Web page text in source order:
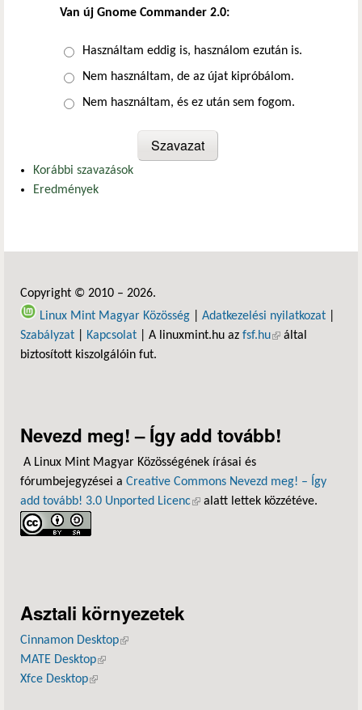
Van új Gnome Commander 2.0:
Választások
Használtam eddig is, használom ezután is.
Nem használtam, de az újat kipróbálom.
Nem használtam, és ez után sem fogom.
Korábbi szavazások
Eredmények
Copyright © 2010 – 2026.
Linux Mint Magyar Közösség
Adatkezelési nyilatkozat
Szabályzat
Kapcsolat | A linuxmint.hu az fsf.hu(külső hivatkozás)
által
biztosított kiszolgálóin fut.
Nevezd meg! – Így add tovább!
A Linux Mint Magyar Közösségének írásai és
fórumbejegyzései a Creative Commons Nevezd meg! – Így
add tovább! 3.0 Unported Licenc(külső hivatkozás)
alatt lettek közzétéve.
Asztali környezetek
Cinnamon Desktop(külső hivatkozás)
MATE Desktop(külső hivatkozás)
Xfce Desktop(külső hivatkozás)